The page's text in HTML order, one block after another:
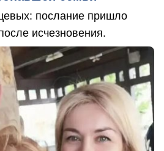
послание пришло
исчезновения.